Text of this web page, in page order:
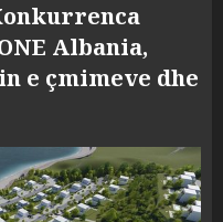
Albania,
e çmimeve dhe